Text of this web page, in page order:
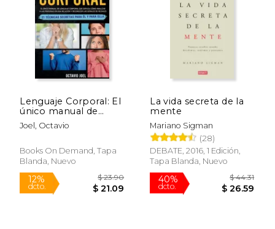
Lenguaje Corporal: El
único manual de
lenguaje corporal que
explica cómo analizar
relación y reconocer
las señales
Joel, Octavio
Books On Demand, Tapa
Blanda, Nuevo
La vida secreta de la
mente
Mariano Sigman
(28)
DEBATE, 2016, 1 Edición,
Tapa Blanda, Nuevo